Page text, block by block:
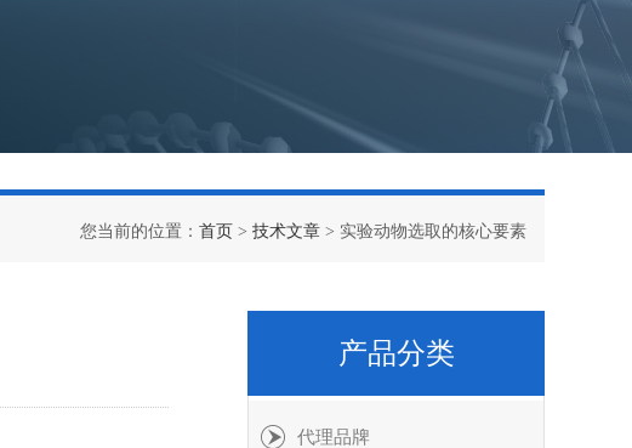
您当前的位置： 首页 > 技术文章 > 实验动物选取的核心要素
产品分类
代理品牌